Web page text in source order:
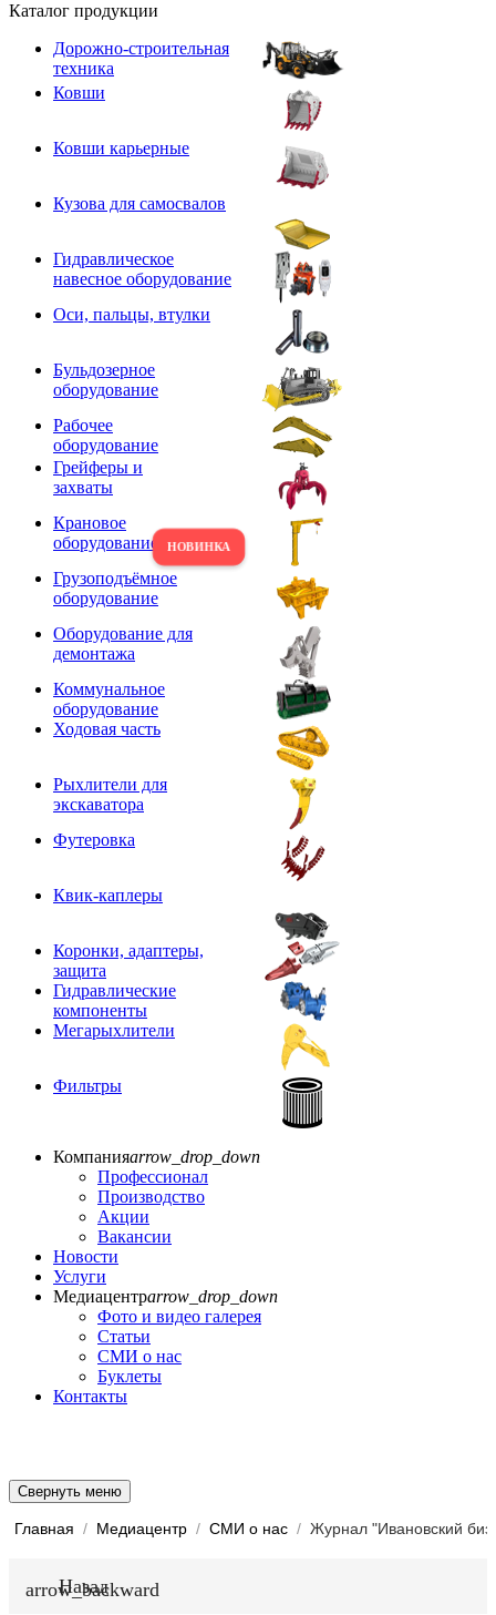
Каталог продукции
Дорожно-строительная
техника
Ковши
Ковши карьерные
Кузова для самосвалов
Гидравлическое
навесное оборудование
Оси, пальцы, втулки
Бульдозерное
оборудование
Рабочее
оборудование
Грейферы и
захваты
Крановое
оборудование
Грузоподъёмное
оборудование
Оборудование для
демонтажа
Коммунальное
оборудование
Ходовая часть
Рыхлители для
экскаватора
Футеровка
Квик-каплеры
Коронки, адаптеры,
защита
Гидравлические
компоненты
Мегарыхлители
Фильтры
Компанияarrow_drop_down
Профессионал
Производство
Акции
Вакансии
Новости
Услуги
Медиацентрarrow_drop_down
Фото и видео галерея
Статьи
СМИ о нас
Буклеты
Контакты
Свернуть меню
Главная / Медиацентр / СМИ о нас /
Назад